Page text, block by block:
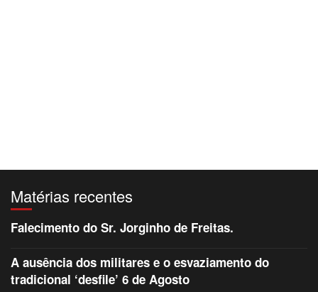
Matérias recentes
Falecimento do Sr. Jorginho de Freitas.
A ausência dos militares e o esvaziamento do
tradicional ‘desfile’ 6 de Agosto